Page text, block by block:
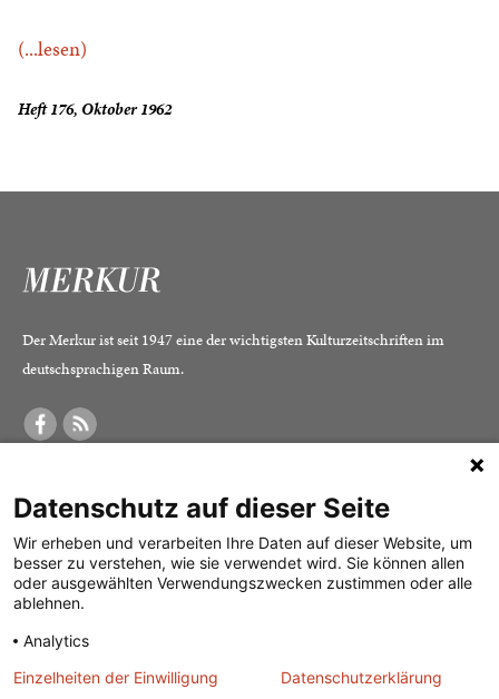
(...lesen)
Heft 176, Oktober 1962
Der Merkur ist seit 1947 eine der wichtigsten Kulturzeitschriften im
deutschsprachigen Raum.
Was ist der Merkur?
Herausgeber /
Redaktion
Verlag
Alle Abos im Überblick
Print-Abo
Digital-Abo
Abo kündigen
Impressum
Datenschutz
Mediadaten
Datenschutz auf dieser Seite
Wir erheben und verarbeiten Ihre Daten auf dieser Website, um
besser zu verstehen, wie sie verwendet wird. Sie können allen
oder ausgewählten Verwendungszwecken zustimmen oder alle
ablehnen.
Analytics
Einzelheiten der Einwilligung
Datenschutzerklärung